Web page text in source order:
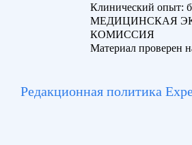
Клинический опыт:
МЕДИЦИНСКАЯ
КОМИССИЯ
Материал проверен
Редакционная политика